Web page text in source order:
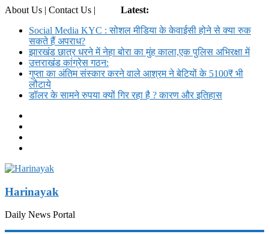
About Us | Contact Us |
Latest:
Social Media KYC : सोशल मीडिया के केवाईसी होने से क्या रुक
सकते हैं अपराध?
झारखंड छात्र धरने में नेहा बोरा का मुंह काला,एक पुलिस अभिरक्षा में
उत्तराखंड कांग्रेस गठन:
गुप्ता का अंतिम संस्कार करने वाले आश्रम ने बेटियों के 5100₹ भी
लौटाये
डॉलर के सामने रुपया क्यों गिर रहा है ? कारण और इतिहास
Harinayak
Daily News Portal